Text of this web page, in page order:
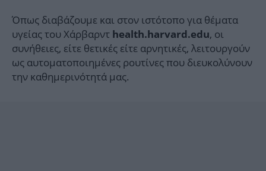
Όπως διαβάζουμε και στον ιστότοπο για θέματα
υγείας του Χάρβαρντ health.harvard.edu, οι
συνήθειες, είτε θετικές είτε αρνητικές, λειτουργούν
ως αυτοματοποιημένες ρουτίνες που διευκολύνουν
την καθημερινότητά μας.